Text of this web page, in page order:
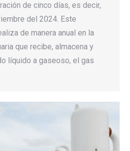
de cinco días, es decir,
del 2024. Este
de manera anual en la
que recibe, almacena y
líquido a gaseoso, el gas